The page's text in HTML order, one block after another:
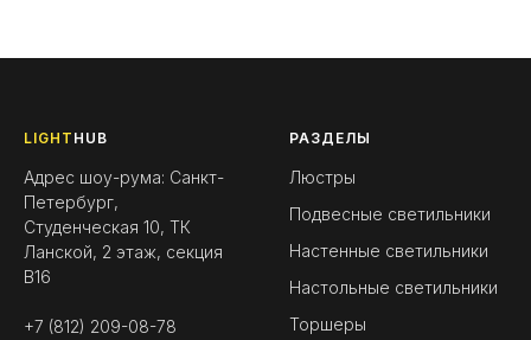
LIGHT HUB
Адрес шоу-рума: Санкт-
Петербург,
Студенческая 10, ТК
Ланской, 2 этаж, секция
B16
+7 (812) 209-08-78
РАЗДЕЛЫ
Люстры
Подвесные светильники
Настенные светильники
Настольные светильники
Торшеры